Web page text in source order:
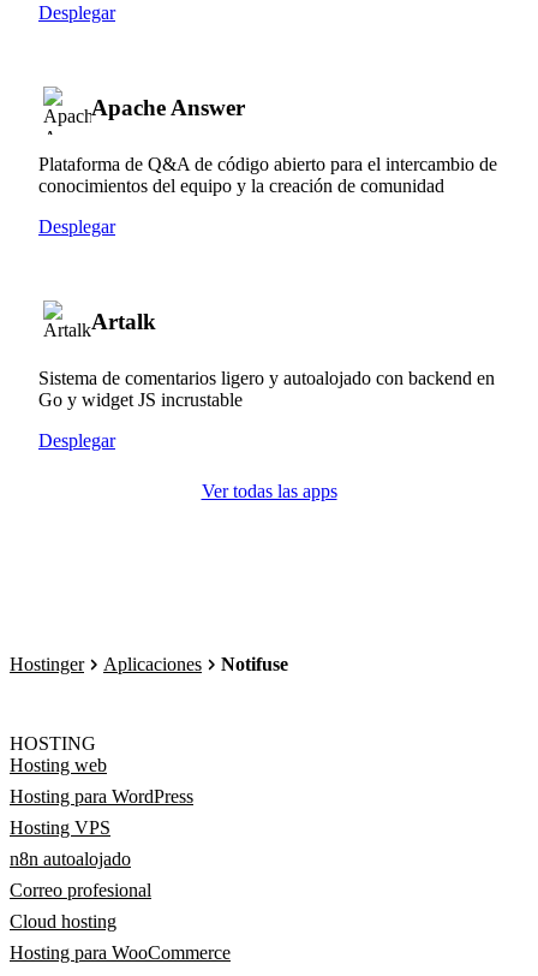
Desplegar
Apache Answer
Plataforma de Q&A de código abierto para el intercambio de
conocimientos del equipo y la creación de comunidad
Desplegar
Artalk
Sistema de comentarios ligero y autoalojado con backend en
Go y widget JS incrustable
Desplegar
Ver todas las apps
Hostinger Aplicaciones Notifuse
HOSTING
Hosting web
Hosting para WordPress
Hosting VPS
n8n autoalojado
Correo profesional
Cloud hosting
Hosting para WooCommerce